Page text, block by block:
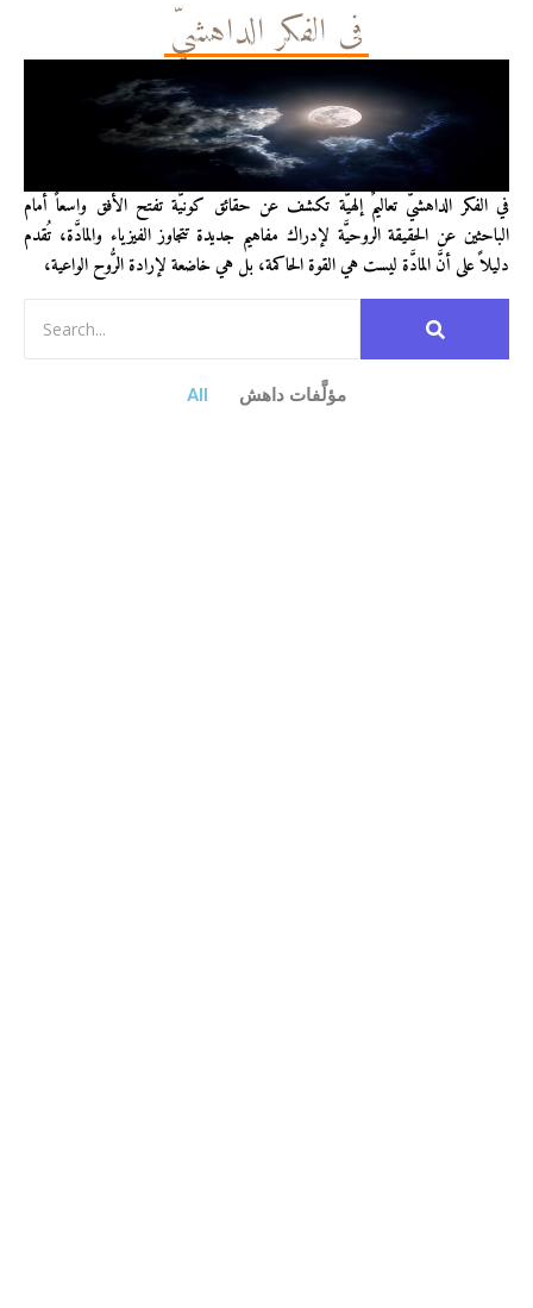
في الفكر الداهشيّ
في الفكر الداهشيّ تعاليمٌ إلهيَّة تكشف عن حقائق كونيَّة تفتح الأفق واسعاً أمام
الباحثين عن الحقيقة الروحيَّة لإدراك مفاهيم جديدة تتجاوز الفيزياء والمادَّة، تُقدم
دليلاً على أنَّ المادَّة ليست هي القوة الحاكمة، بل هي خاضعة لإرادة الرُّوح الواعية،
All مؤلَّفات داهش